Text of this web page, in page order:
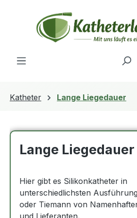
Zum Hauptinhalt springen
Katheter Lange Liegedauer
Lange Liegedauer
Hier gibt es Silikonkatheter in
unterschiedlichsten
oder Tiemann von